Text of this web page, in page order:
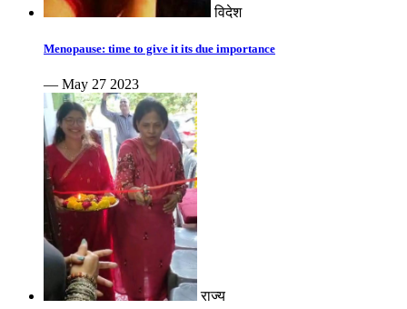
विदेश
Menopause: time to give it its due importance
— May 27 2023
राज्य